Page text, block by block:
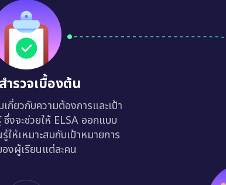
รวจเบื้องต้น
กี่ยวกับความต้องการและเป้า
ซึ่งจะช่วยให้ ELSA ออกแบบ
ให้เหมาะสมกับเป้าหมายการ
องผู้เรียนแต่ละคน